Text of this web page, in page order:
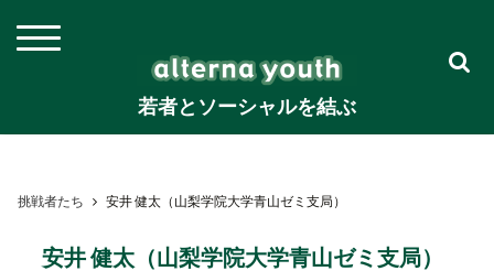
若者とソーシャルを結ぶ
挑戦者たち 安井 健太（山梨学院大学青山ゼミ支局）
安井 健太（山梨学院大学青山ゼミ支局）